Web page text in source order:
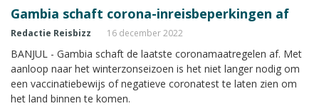
Gambia schaft corona-inreisbeperkingen af
Redactie Reisbizz 16 december 2022
BANJUL - Gambia schaft de laatste coronamaatregelen af. Met
aanloop naar het winterzonseizoen is het niet langer nodig om
een vaccinatiebewijs of negatieve coronatest te laten zien om
het land binnen te komen.